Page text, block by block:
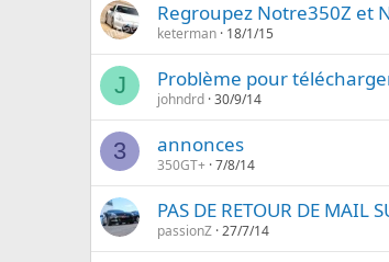
Regroupez Notre350Z et
keterman 18/1/15
J Problème pour
johndrd 30/9/14
3 annonces
350GT+ 7/8/14
PAS DE RETOUR DE MAIL
passionZ 27/7/14